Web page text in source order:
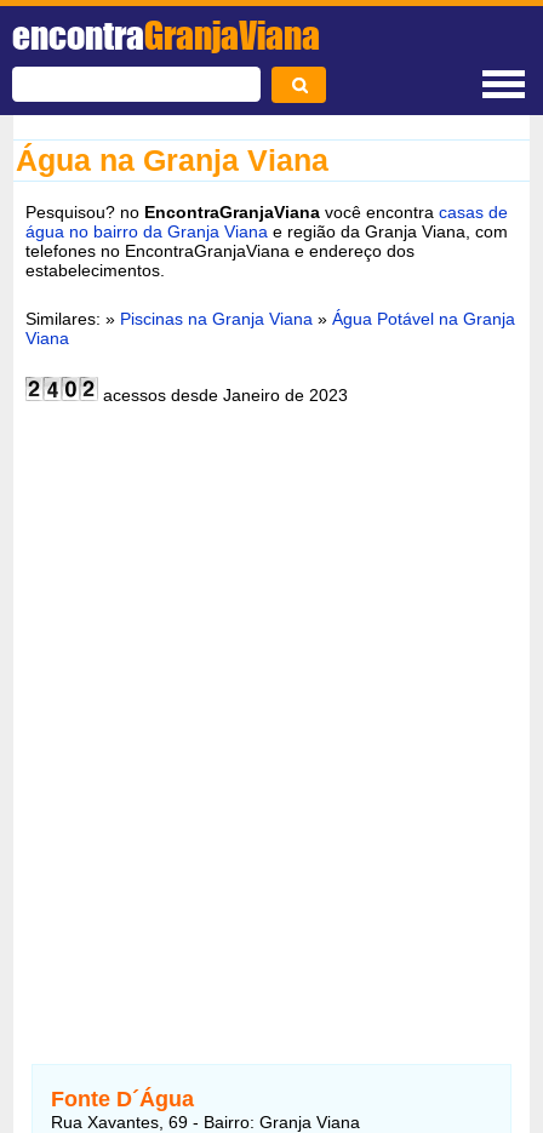
encontraGranjaViana
Água na Granja Viana
Pesquisou? no EncontraGranjaViana você encontracasas de
água no bairro da Granja Viana e região da Granja Viana, com
telefones no EncontraGranjaViana e endereço dos
estabelecimentos.
Similares: » Piscinas na Granja Viana »Água Potável na Granja
Viana
acessos desde Janeiro de 2023
Fonte D´Água
Rua Xavantes, 69 - Bairro: Granja Viana